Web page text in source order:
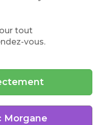
tout
vous.
Morgane